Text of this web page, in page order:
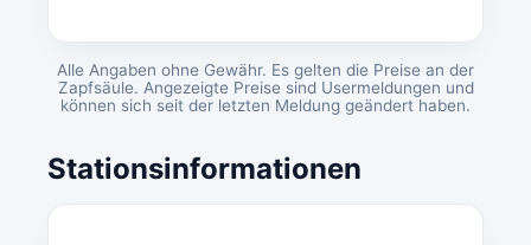
Alle Angaben ohne Gewähr. Es gelten die Preise an der
Zapfsäule. Angezeigte Preise sind Usermeldungen und
können sich seit der letzten Meldung geändert haben.
Stationsinformationen